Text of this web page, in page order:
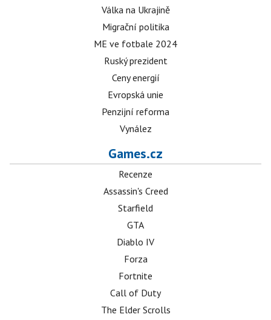
Válka na Ukrajině
Migrační politika
ME ve fotbale 2024
Ruský prezident
Ceny energií
Evropská unie
Penzijní reforma
Vynález
Games.cz
Recenze
Assassin's Creed
Starfield
GTA
Diablo IV
Forza
Fortnite
Call of Duty
The Elder Scrolls